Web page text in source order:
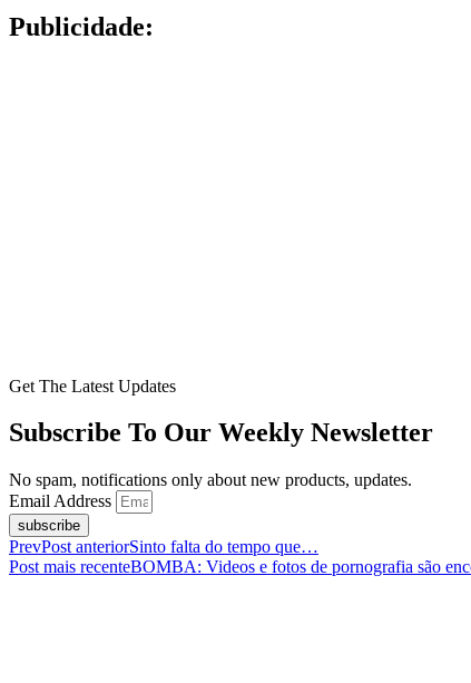
Publicidade:
Get The Latest Updates
Subscribe To Our Weekly Newsletter
No spam, notifications only about new products, updates.
Email Address
subscribe
PrevPost anteriorSinto falta do tempo que…
Post mais recenteBOMBA: Videos e fotos de pornografia são